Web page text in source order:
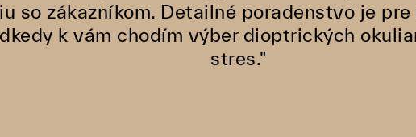
so zákazníkom. Detailné poradenstvo je
k vám chodím výber dioptrických
stres."